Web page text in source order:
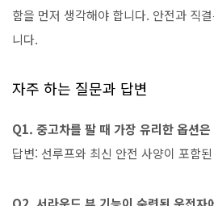
함을 먼저 생각해야 합니다. 안전과 직
니다.
자주 하는 질문과 답변
Q1. 중고차를 팔 때 가장 유리한 옵션은
답변: 선루프와 최신 안전 사양이 포함